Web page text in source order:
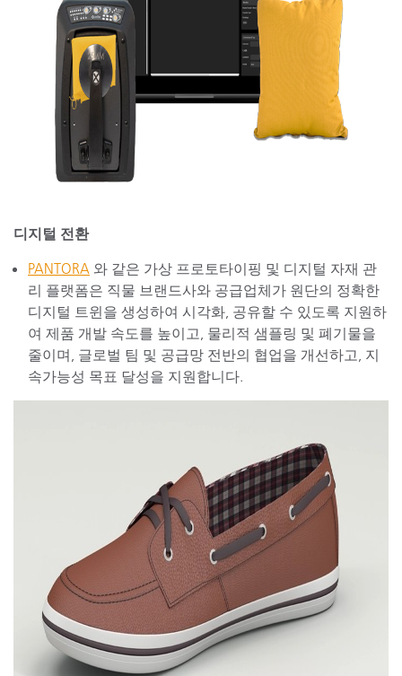
디지털 전환
PANTORA 와 같은 가상 프로토타이핑 및 디지털 자재 관
리 플랫폼은 직물 브랜드사와 공급업체가 원단의 정확한
디지털 트윈을 생성하여 시각화, 공유할 수 있도록 지원하
여 제품 개발 속도를 높이고, 물리적 샘플링 및 폐기물을
줄이며, 글로벌 팀 및 공급망 전반의 협업을 개선하고, 지
속가능성 목표 달성을 지원합니다.